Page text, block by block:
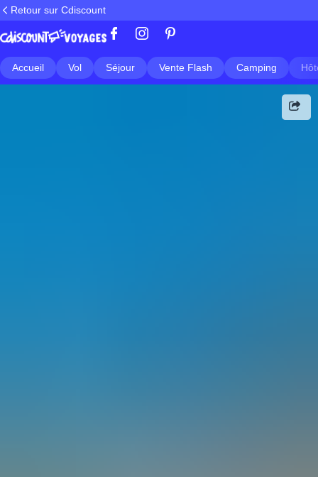
Retour sur Cdiscount
Accueil Vol Séjour Vente Flash Camping